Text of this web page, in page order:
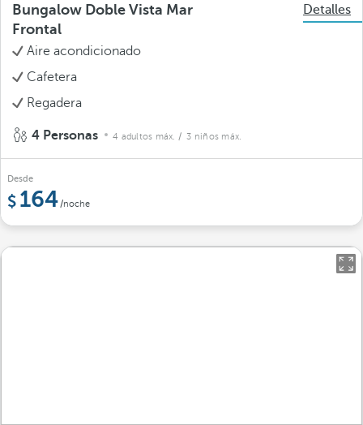
Bungalow Doble Vista Mar
Frontal
Detalles
Aire acondicionado
Cafetera
Regadera
4 Personas 4 adultos máx. / 3 niños máx.
Desde
164 /noche